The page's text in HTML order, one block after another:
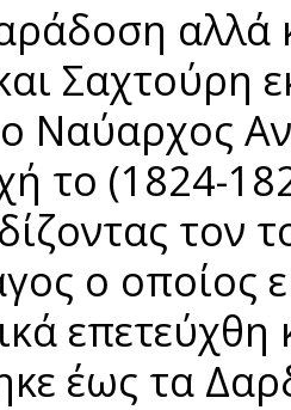
αλλά
Σαχτούρη
Ναύαρχος
το (1824-
τον
ο οποίος
επετεύχθη
έως τα